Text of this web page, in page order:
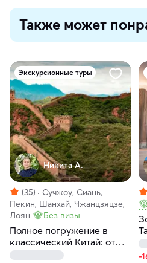
Также может
Экскурсионные туры
Никита А.
(35)
Сучжоу, Сиань,
Пекин, Шанхай, Чжанцзяцзе,
Лоян
Без визы
Полное погружение в
классический Китай: от
Пекина до Шанхая
-